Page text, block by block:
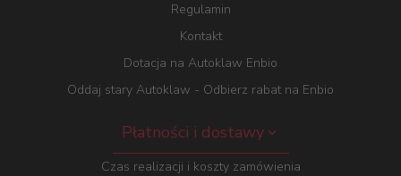
Regulamin
Kontakt
Dotacja na Autoklaw Enbio
Oddaj stary Autoklaw - Odbierz rabat na Enbio
Płatności i dostawy
Czas realizacji i koszty zamówienia